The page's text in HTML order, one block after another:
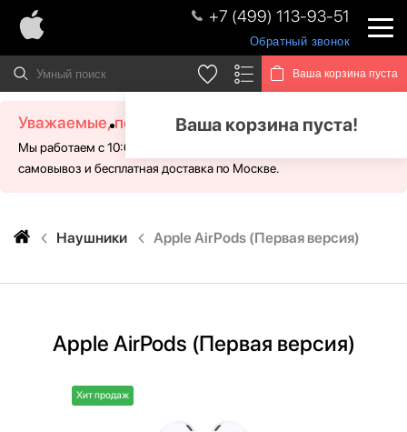
+7 (499) 113-93-51
Обратный звонок
Ваша корзина пуста
Ваша корзина пуста!
Уважаемые, посетители!
Мы работаем с 10:00 - 21:00 без выходных. Для Вас доступен
самовывоз и бесплатная доставка по Москве.
Наушники Apple AirPods (Первая версия)
Apple AirPods (Первая версия)
Хит продаж